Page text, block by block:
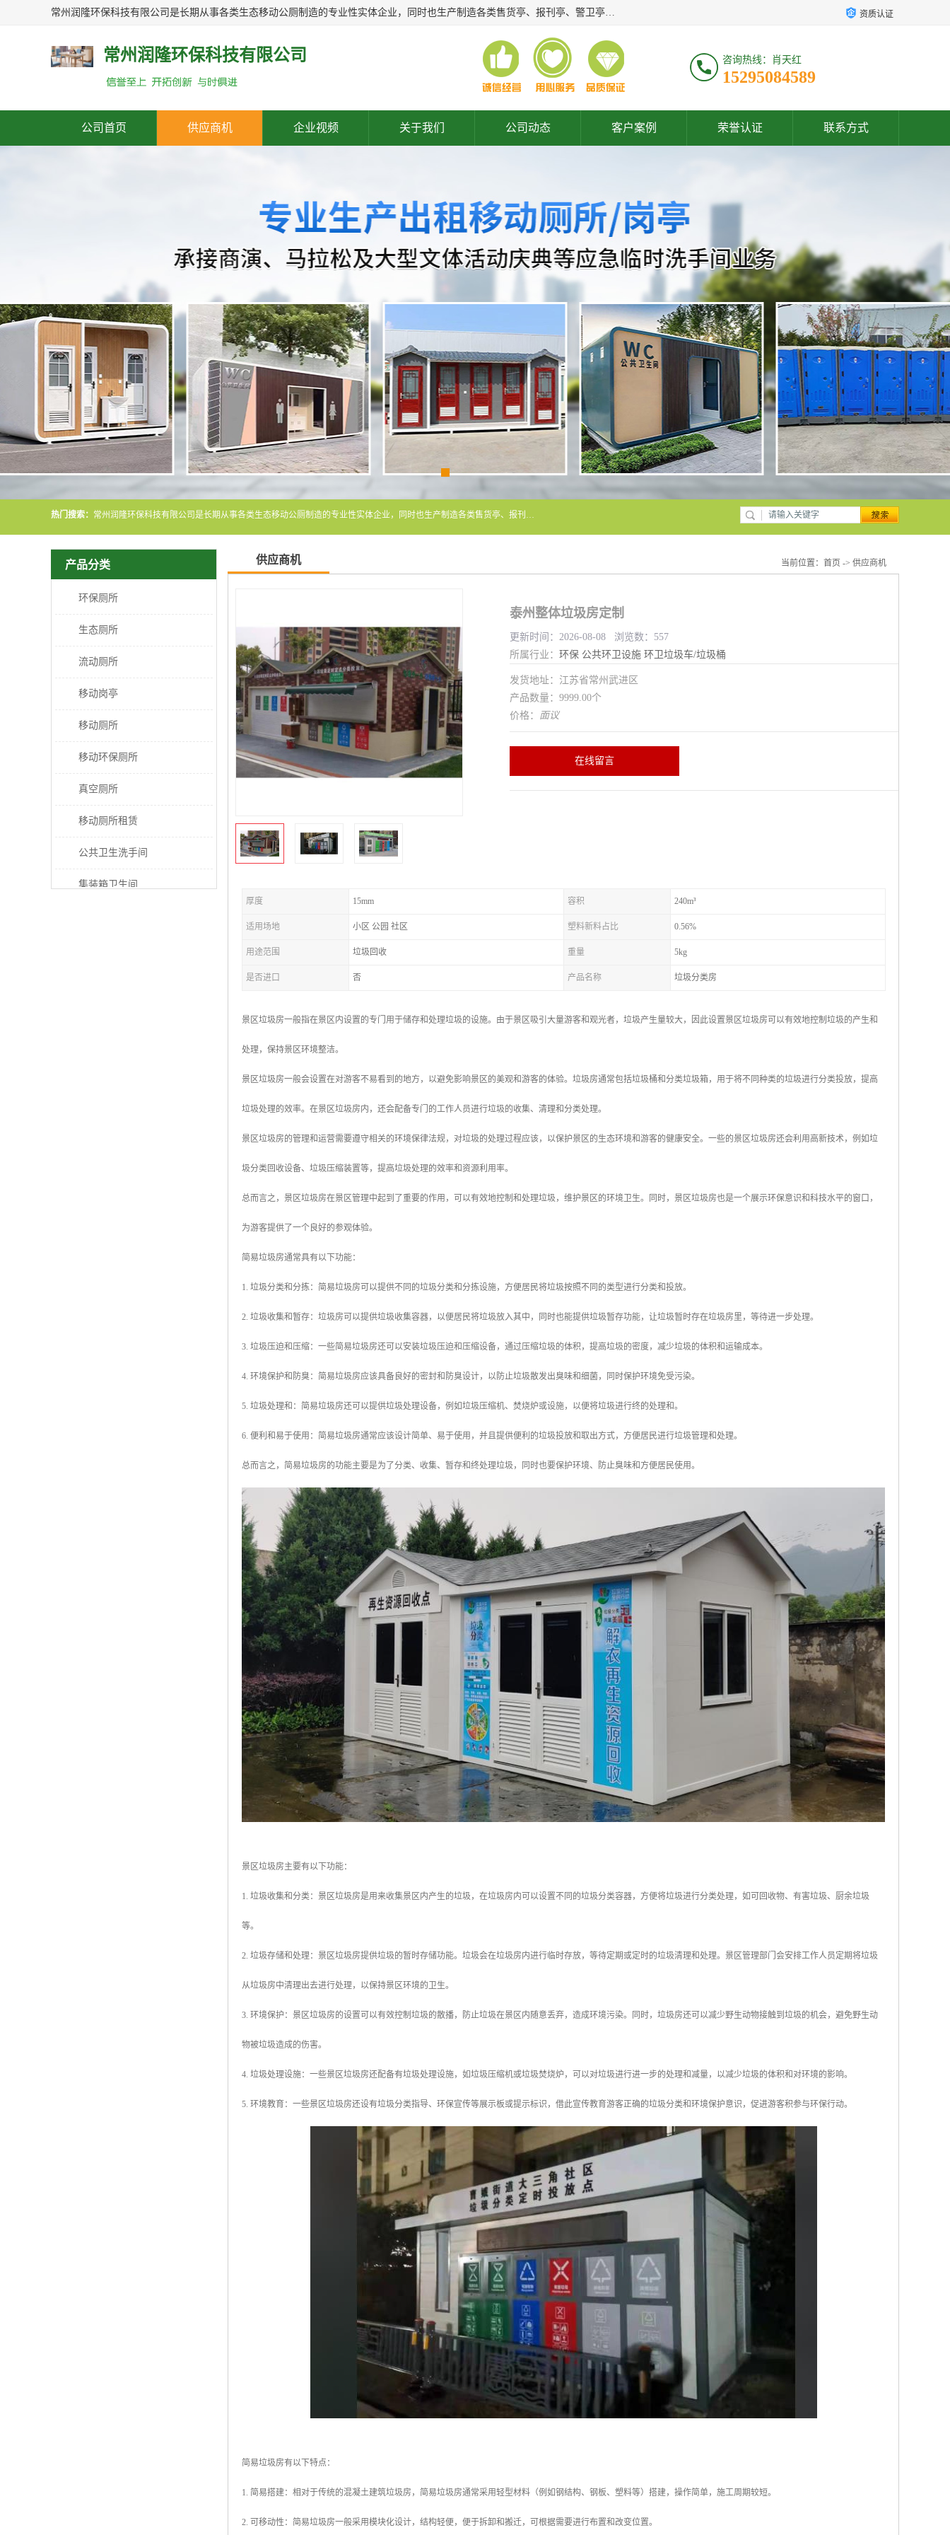
常州润隆环保科技有限公司是长期从事各类生态移动公厕制造的专业性实体企业，同时也生产制造各类售货亭、报刊亭、警卫亭等，我公司将尽全力为各用户在设计、制造、服务上提供快捷满意的全程服务，本公司愿与各用户携手共创辉煌业绩。主要产品：移动厕所;、生态厕所、 环保厕所、 流动厕所、商亭、岗亭、活动板房、移动厕所租赁等； 资质认证
常州润隆环保科技有限公司 咨询热线：肖天红
15295084589
公司首页 供应商机 企业视频 关于我们 公司动态 客户案例 荣誉认证 联系方式
热门搜索： 常州润隆环保科技有限公司是长期从事各类生态移动公厕制造的专业性实体企业，同时也生产制造各类售货亭、报刊亭、警卫亭等，我公司将尽全力为各用户在设计、制造、服务上提供快捷满意的全程服务，本公司愿与各用户携手共创辉煌业绩。主要产品：移动厕所;、生态厕所、 环保厕所、 流动厕所、商亭、岗亭、活动板房、移动厕所租赁等；
产品分类
环保厕所
生态厕所
流动厕所
移动岗亭
移动厕所
移动环保厕所
真空厕所
移动厕所租赁
公共卫生洗手间
集装箱卫生间
供应商机 当前位置： 首页 -> 供应商机
泰州整体垃圾房定制
更新时间：2026-08-08 浏览数：557
所属行业： 环保 公共环卫设施 环卫垃圾车/垃圾桶
发货地址：江苏省常州武进区
产品数量：9999.00个
价格： 面议
在线留言
厚度 15mm 容积 240m³
适用场地 小区 公园 社区 塑料新料占比 0.56%
用途范围 垃圾回收 重量 5kg
是否进口 否 产品名称 垃圾分类房
景区垃圾房一般指在景区内设置的专门用于储存和处理垃圾的设施。由于景区吸引大量游客和观光者，垃圾产生量较大，因此设置景区垃圾房可以有效地控制垃圾的产生和
处理，保持景区环境整洁。
景区垃圾房一般会设置在对游客不易看到的地方，以避免影响景区的美观和游客的体验。垃圾房通常包括垃圾桶和分类垃圾箱，用于将不同种类的垃圾进行分类投放，提高
垃圾处理的效率。在景区垃圾房内，还会配备专门的工作人员进行垃圾的收集、清理和分类处理。
景区垃圾房的管理和运营需要遵守相关的环境保律法规，对垃圾的处理过程应该，以保护景区的生态环境和游客的健康安全。一些的景区垃圾房还会利用高新技术，例如垃
圾分类回收设备、垃圾压缩装置等，提高垃圾处理的效率和资源利用率。
总而言之，景区垃圾房在景区管理中起到了重要的作用，可以有效地控制和处理垃圾，维护景区的环境卫生。同时，景区垃圾房也是一个展示环保意识和科技水平的窗口，
为游客提供了一个良好的参观体验。
简易垃圾房通常具有以下功能：
1. 垃圾分类和分拣：简易垃圾房可以提供不同的垃圾分类和分拣设施，方便居民将垃圾按照不同的类型进行分类和投放。
2. 垃圾收集和暂存：垃圾房可以提供垃圾收集容器，以便居民将垃圾放入其中，同时也能提供垃圾暂存功能，让垃圾暂时存在垃圾房里，等待进一步处理。
3. 垃圾压迫和压缩：一些简易垃圾房还可以安装垃圾压迫和压缩设备，通过压缩垃圾的体积，提高垃圾的密度，减少垃圾的体积和运输成本。
4. 环境保护和防臭：简易垃圾房应该具备良好的密封和防臭设计，以防止垃圾散发出臭味和细菌，同时保护环境免受污染。
5. 垃圾处理和：简易垃圾房还可以提供垃圾处理设备，例如垃圾压缩机、焚烧炉或设施，以便将垃圾进行终的处理和。
6. 便利和易于使用：简易垃圾房通常应该设计简单、易于使用，并且提供便利的垃圾投放和取出方式，方便居民进行垃圾管理和处理。
总而言之，简易垃圾房的功能主要是为了分类、收集、暂存和终处理垃圾，同时也要保护环境、防止臭味和方便居民使用。
景区垃圾房主要有以下功能：
1. 垃圾收集和分类：景区垃圾房是用来收集景区内产生的垃圾，在垃圾房内可以设置不同的垃圾分类容器，方便将垃圾进行分类处理，如可回收物、有害垃圾、厨余垃圾
等。
2. 垃圾存储和处理：景区垃圾房提供垃圾的暂时存储功能。垃圾会在垃圾房内进行临时存放，等待定期或定时的垃圾清理和处理。景区管理部门会安排工作人员定期将垃圾
从垃圾房中清理出去进行处理，以保持景区环境的卫生。
3. 环境保护：景区垃圾房的设置可以有效控制垃圾的散播，防止垃圾在景区内随意丢弃，造成环境污染。同时，垃圾房还可以减少野生动物接触到垃圾的机会，避免野生动
物被垃圾造成的伤害。
4. 垃圾处理设施：一些景区垃圾房还配备有垃圾处理设施，如垃圾压缩机或垃圾焚烧炉，可以对垃圾进行进一步的处理和减量，以减少垃圾的体积和对环境的影响。
5. 环境教育：一些景区垃圾房还设有垃圾分类指导、环保宣传等展示板或提示标识，借此宣传教育游客正确的垃圾分类和环境保护意识，促进游客积参与环保行动。
简易垃圾房有以下特点：
1. 简易搭建：相对于传统的混凝土建筑垃圾房，简易垃圾房通常采用轻型材料（例如钢结构、钢板、塑料等）搭建，操作简单，施工周期较短。
2. 可移动性：简易垃圾房一般采用模块化设计，结构轻便，便于拆卸和搬迁，可根据需要进行布置和改变位置。